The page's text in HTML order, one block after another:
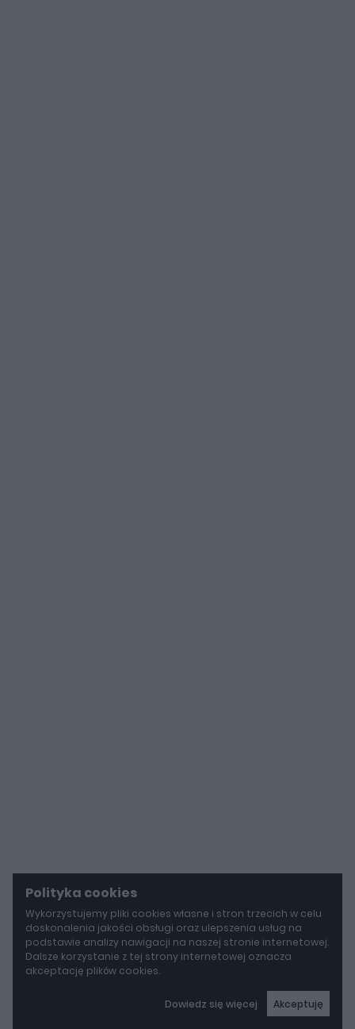
Polityka cookies
Wykorzystujemy pliki cookies własne i stron trzecich w celu
doskonalenia jakości obsługi oraz ulepszenia usług na
podstawie analizy nawigacji na naszej stronie internetowej.
Dalsze korzystanie z tej strony internetowej oznacza
akceptację plików cookies.
Dowiedz się więcej Akceptuję